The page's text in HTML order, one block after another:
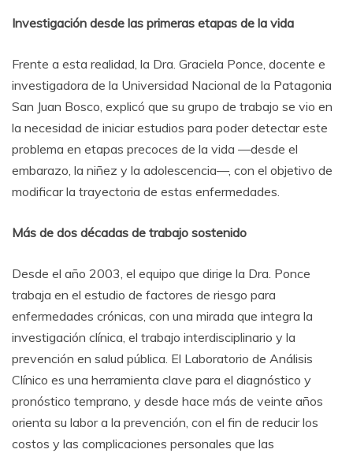
Investigación desde las primeras etapas de la vida
Frente a esta realidad, la Dra. Graciela Ponce, docente e
investigadora de la Universidad Nacional de la Patagonia
San Juan Bosco, explicó que su grupo de trabajo se vio en
la necesidad de iniciar estudios para poder detectar este
problema en etapas precoces de la vida —desde el
embarazo, la niñez y la adolescencia—, con el objetivo de
modificar la trayectoria de estas enfermedades.
Más de dos décadas de trabajo sostenido
Desde el año 2003, el equipo que dirige la Dra. Ponce
trabaja en el estudio de factores de riesgo para
enfermedades crónicas, con una mirada que integra la
investigación clínica, el trabajo interdisciplinario y la
prevención en salud pública. El Laboratorio de Análisis
Clínico es una herramienta clave para el diagnóstico y
pronóstico temprano, y desde hace más de veinte años
orienta su labor a la prevención, con el fin de reducir los
costos y las complicaciones personales que las